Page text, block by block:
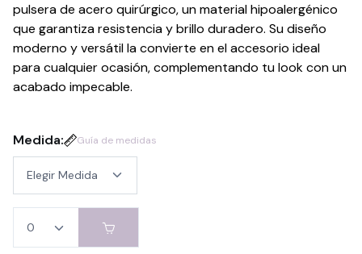
pulsera de acero quirúrgico, un material hipoalergénico
que garantiza resistencia y brillo duradero. Su diseño
moderno y versátil la convierte en el accesorio ideal
para cualquier ocasión, complementando tu look con un
acabado impecable.
Medida: Guía de medidas